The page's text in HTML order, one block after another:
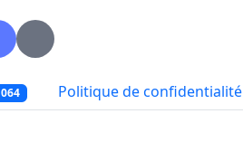
Politique de confidentialité